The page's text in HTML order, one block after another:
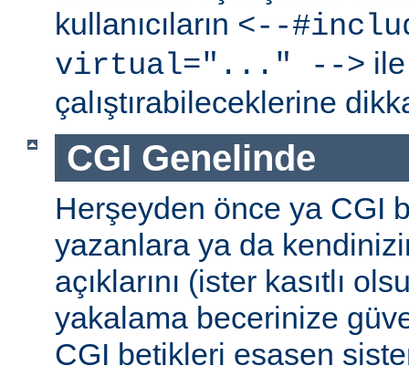
kullanıcıların <--
virtual="..." -->
çalıştırabileceklerine
CGI Genelinde
Herşeyden önce ya CGI
yazanlara ya da
açıklarını (ister kasıtlı
yakalama becerinize
CGI betikleri esasen